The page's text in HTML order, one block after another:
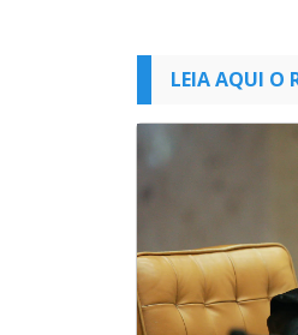
LEIA AQUI O